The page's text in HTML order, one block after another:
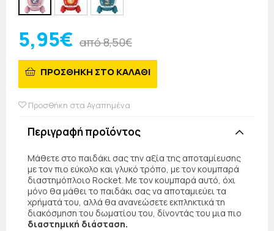
5,95€ από 8,50€
ΠΡΟΣΘΗΚΗ ΣΤΟ ΚΑΛΑΘΙ
Προσθήκη στα Αγαπημένα
Περιγραφή προϊόντος
Μάθετε στο παιδάκι σας την αξία της αποταμίευσης
με τον πιο εύκολο και γλυκό τρόπο, με τον κουμπαρά
διαστημόπλοιο Rocket. Με τον κουμπαρά αυτό, όχι
μόνο θα μάθει το παιδάκι σας να αποταμιεύει τα
χρήματά του, αλλά θα ανανεώσετε εκπληκτικά τη
διακόσμηση του δωματίου του, δίνοντάς του μια πιο
διαστημική διάσταση.